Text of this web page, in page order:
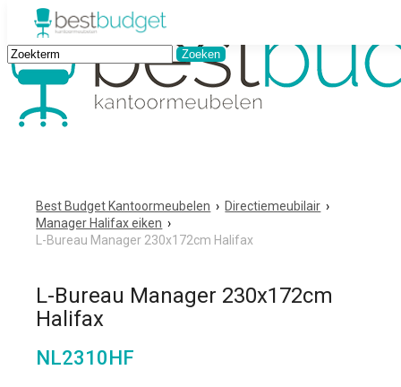
Best Budget Kantoormeubelen › Directiemeubilair ›
Manager Halifax eiken ›
L-Bureau Manager 230x172cm Halifax
L-Bureau Manager 230x172cm
Halifax
NL2310HF